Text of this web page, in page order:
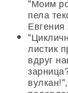
"Моим
пела
листик
вдруг